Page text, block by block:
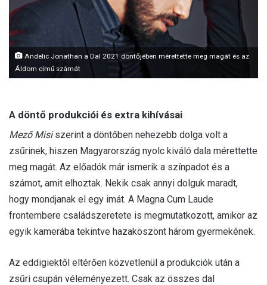
l
Andelic Jonathan a Dal 2021 döntőjében mérettette meg magát és az
Áldom című számát
A döntő produkciói és extra kihívásai
Mező Misiszerint a döntőben nehezebb dolga volt a
zsűrinek, hiszen Magyarország nyolc kiváló dala mérettette
meg magát. Az előadók már ismerik a színpadot és a
számot, amit elhoztak. Nekik csak annyi dolguk maradt,
hogy mondjanak el egy imát. A Magna Cum Laude
frontembere családszeretete is megmutatkozott, amikor az
egyik kamerába tekintve hazaköszönt három gyermekének.
Az eddigiektől eltérően közvetlenül a produkciók után a
zsűri csupán véleményezett. Csak az összes dal